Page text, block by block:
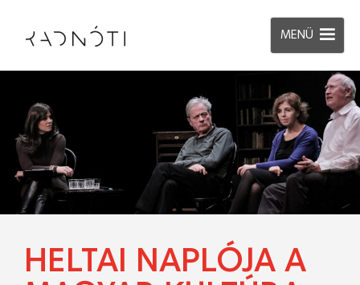
MENÜ
HELTAI NAPLÓJA A